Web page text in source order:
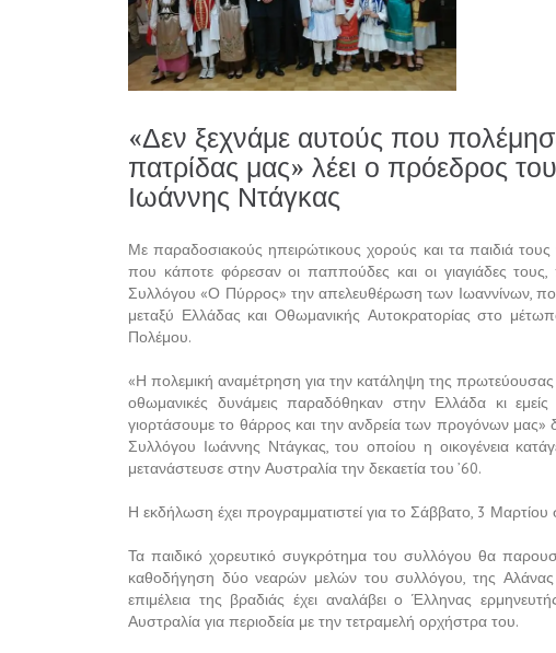
«Δεν ξεχνάμε αυτούς που
πατρίδας μας» λέει ο πρόεδρος
Ιωάννης Ντάγκας
Με παραδοσιακούς ηπειρώτικους χορούς και τα παιδιά
που κάποτε φόρεσαν οι παππούδες και οι γιαγιάδες
Συλλόγου «Ο Πύρρος» την απελευθέρωση των Ιωαννίνων,
μεταξύ Ελλάδας και Οθωμανικής Αυτοκρατορίας στο
Πολέμου.
«Η πολεμική αναμέτρηση για την κατάληψη της
οθωμανικές δυνάμεις παραδόθηκαν στην Ελλάδα κι
γιορτάσουμε το θάρρος και την ανδρεία των προγόνων
Συλλόγου Ιωάννης Ντάγκας, του οποίου η οικογένεια
μετανάστευσε στην Αυστραλία την δεκαετία του ’60.
Η εκδήλωση έχει προγραμματιστεί για το Σάββατο, 3 Μαρτίου
Τα παιδικό χορευτικό συγκρότημα του συλλόγου θα
καθοδήγηση δύο νεαρών μελών του συλλόγου, της
επιμέλεια της βραδιάς έχει αναλάβει ο Έλληνας
Αυστραλία για περιοδεία με την τετραμελή ορχήστρα του.